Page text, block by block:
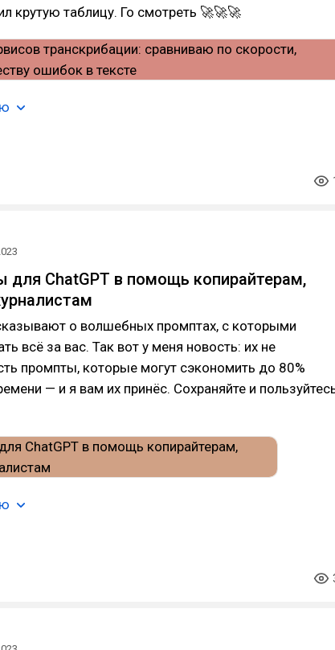
крутую таблицу. Го смотреть 🚀🚀🚀
для ChatGPT в помощь копирайтерам,
о волшебных промптах, с которыми
всё за вас. Так вот у меня новость: их не
промпты, которые могут сэкономить до 80%
— и я вам их принёс. Сохраняйте и